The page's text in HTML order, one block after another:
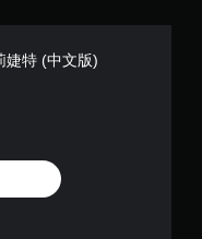
婕特 (中文版)